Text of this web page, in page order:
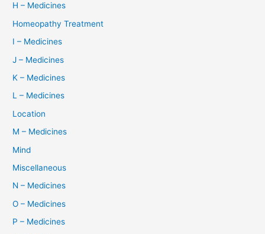
H – Medicines
Homeopathy Treatment
I – Medicines
J – Medicines
K – Medicines
L – Medicines
Location
M – Medicines
Mind
Miscellaneous
N – Medicines
O – Medicines
P – Medicines